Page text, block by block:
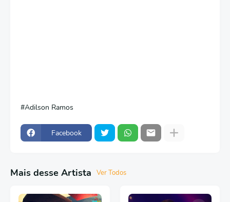
Adilson Ramos
Facebook
Mais desse Artista Ver Todos